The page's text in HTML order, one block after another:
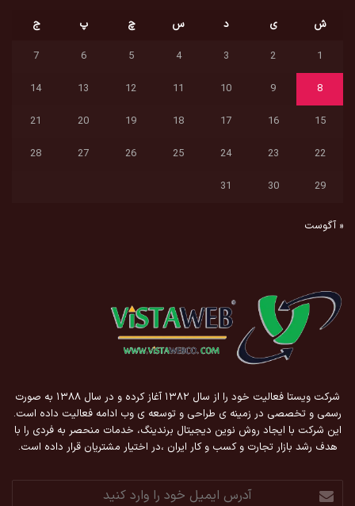
ش ی د س چ پ
ج
1
2
3
4
5
6
7
8
9
10
11
12
13
14
15
16
17
18
19
20
21
22
23
24
25
26
27
28
29
30
31
« آگوست
شرکت ویستا فعالیت خود را از سال ۱۳۸۲ آغاز کرده و در سال ۱۳۸۸ به صورت
رسمی و تخصصی در زمینه ی طراحی و توسعه ی وب ادامه فعالیت داده است.
این شرکت با ایجاد روش نوین دیجیتال برندینگ، خدمات منحصر به فردی را با
هدف رشد بازار تجارت و کسب و کار ایران ،در اختیار مشتریان قرار داده است.
آدرس